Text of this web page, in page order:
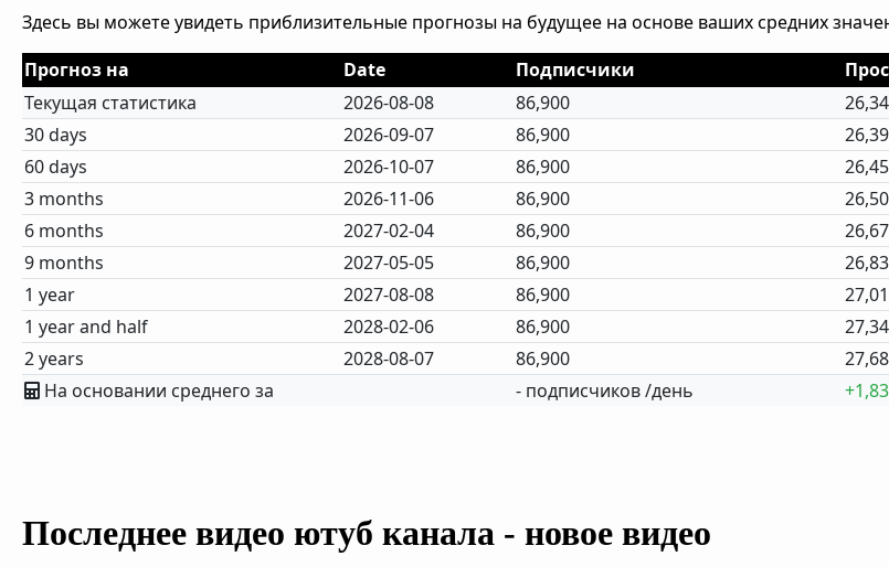
Здесь вы можете увидеть приблизительные прогнозы на будущее на основе ваших средних
Прогноз на
Date Подписчики
Текущая статистика
2026-08-08 86,900
30 days
2026-09-07 86,900
60 days
2026-10-07 86,900
3 months
2026-11-06 86,900
6 months
2027-02-04 86,900
9 months
2027-05-05 86,900
1 year
2027-08-08 86,900
1 year and half
2028-02-06 86,900
2 years
2028-08-07 86,900
На основании среднего за
- подписчиков /день
Последнее видео ютуб канала - новое видео